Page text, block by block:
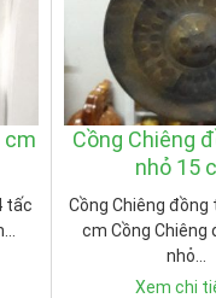
cm
tấc
Cồng Chiêng
nhỏ 15
Cồng Chiêng đồng
cm Cồng Chiêng
nhỏ…
Xem chi